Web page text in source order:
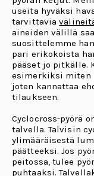
useita hyväksi
tarvittavia
aineiden välillä
suosittelemme
pari erikokoista
pääset jo pitkälle.
esimerkiksi miten
joten kannattaa
tilaukseen.
Cyclocross-pyörä
talvella. Talvisin
ylimääräisestä
päätteeksi. Jos
peitossa, tulee
puhtaaksi.